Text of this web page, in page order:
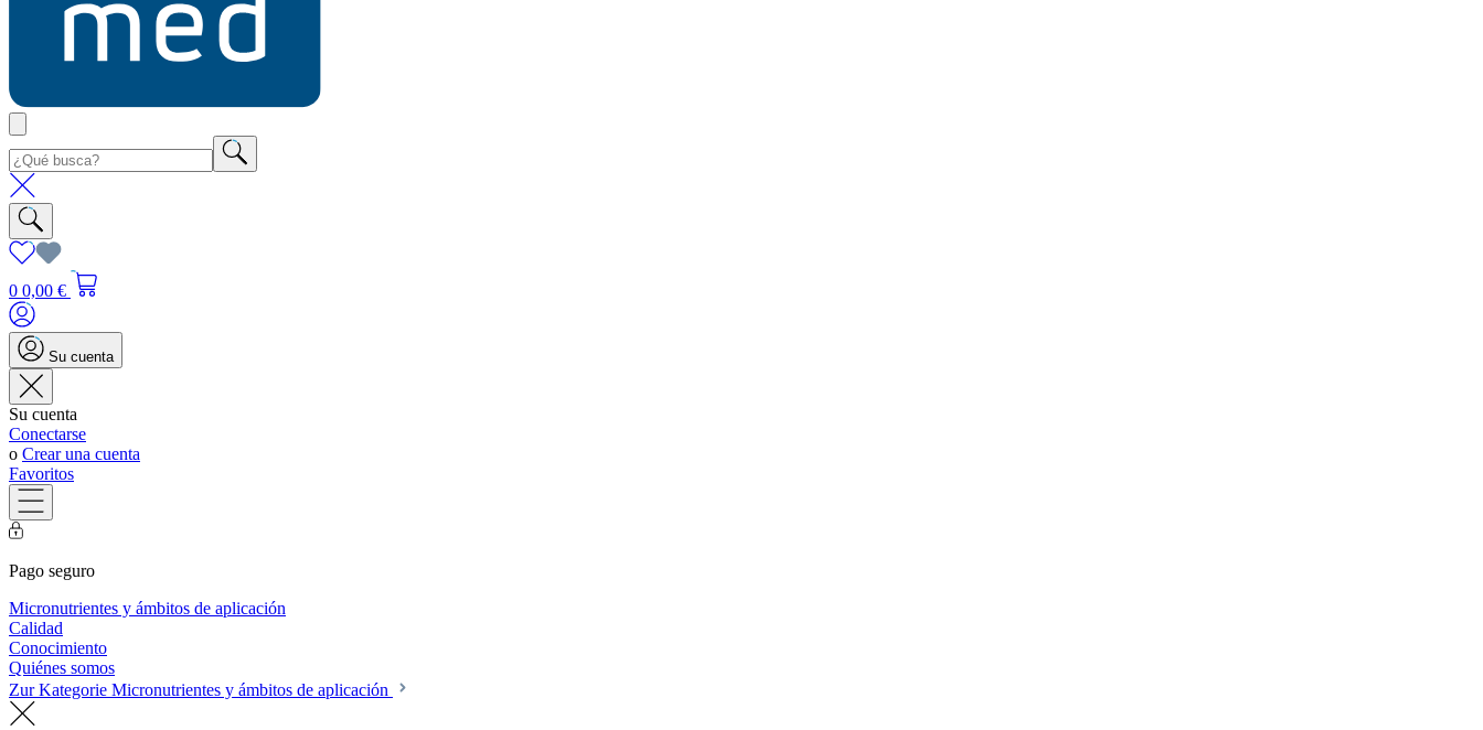
0 0,00 €
Su cuenta
Su cuenta
Conectarse
o Crear una cuenta
Favoritos
Pago seguro
Micronutrientes y ámbitos de aplicación
Calidad
Conocimiento
Quiénes somos
Zur Kategorie Micronutrientes y ámbitos de aplicación